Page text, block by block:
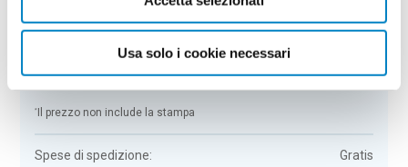
Usa solo i cookie necessari
Colore:beige Quantità:50
Tempi di consegna:10 gg lavorativi
€458,50+ IVA
* Il prezzo non include la stampa
Spese di spedizione: Gratis